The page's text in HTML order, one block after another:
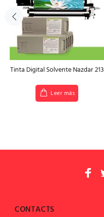
Tinta Digital Solvente Nazdar 213
Leer más
CONTACTS